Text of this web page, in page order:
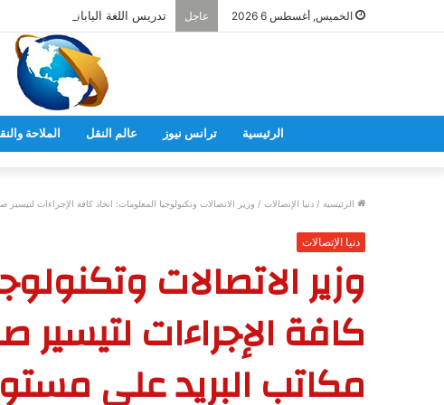
الخميس, أغسطس 6 2026 عاجل تدريس اللغة اليابانية فى
الرئيسية ترانس نيوز عالم النقل الملاحة
الرئيسية / دنيا الإتصالات / وزير الاتصالات وتكنولوجيا المعلومات: اتخاذ كافة الإجراءات
دنيا الإتصالات
وزير الاتصالات
كافة الإجراءات
مكاتب البريد علي